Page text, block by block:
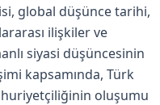
global düşünce tarihi,
ilişkiler ve
siyasi düşüncesinin
kapsamında, Türk
oluşumu